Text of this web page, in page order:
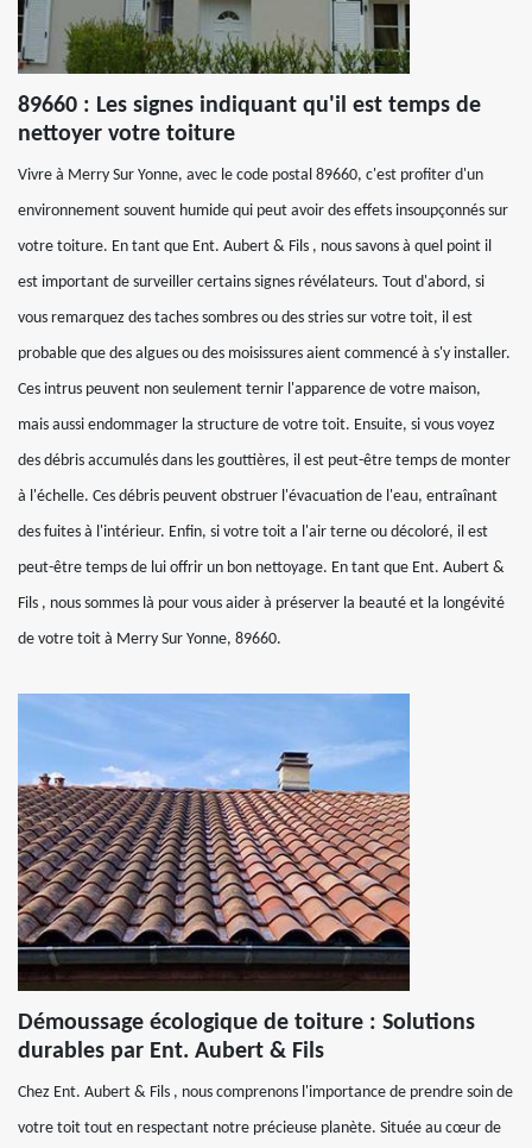
89660 : Les signes indiquant qu'il est temps de
nettoyer votre toiture
Vivre à Merry Sur Yonne, avec le code postal 89660, c'est profiter d'un
environnement souvent humide qui peut avoir des effets insoupçonnés sur
votre toiture. En tant que Ent. Aubert & Fils , nous savons à quel point il
est important de surveiller certains signes révélateurs. Tout d'abord, si
vous remarquez des taches sombres ou des stries sur votre toit, il est
probable que des algues ou des moisissures aient commencé à s'y installer.
Ces intrus peuvent non seulement ternir l'apparence de votre maison,
mais aussi endommager la structure de votre toit. Ensuite, si vous voyez
des débris accumulés dans les gouttières, il est peut-être temps de monter
à l'échelle. Ces débris peuvent obstruer l'évacuation de l'eau, entraînant
des fuites à l'intérieur. Enfin, si votre toit a l'air terne ou décoloré, il est
peut-être temps de lui offrir un bon nettoyage. En tant que Ent. Aubert &
Fils , nous sommes là pour vous aider à préserver la beauté et la longévité
de votre toit à Merry Sur Yonne, 89660.
Démoussage écologique de toiture : Solutions
durables par Ent. Aubert & Fils
Chez Ent. Aubert & Fils , nous comprenons l'importance de prendre soin de
votre toit tout en respectant notre précieuse planète. Située au cœur de